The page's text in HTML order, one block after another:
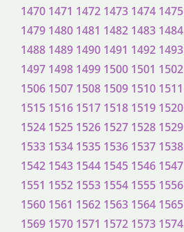
1470 1471 1472 1473 1474 1475
1479 1480 1481 1482 1483 1484
1488 1489 1490 1491 1492 1493
1497 1498 1499 1500 1501 1502
1506 1507 1508 1509 1510 1511
1515 1516 1517 1518 1519 1520
1524 1525 1526 1527 1528 1529
1533 1534 1535 1536 1537 1538
1542 1543 1544 1545 1546 1547
1551 1552 1553 1554 1555 1556
1560 1561 1562 1563 1564 1565
1569 1570 1571 1572 1573 1574